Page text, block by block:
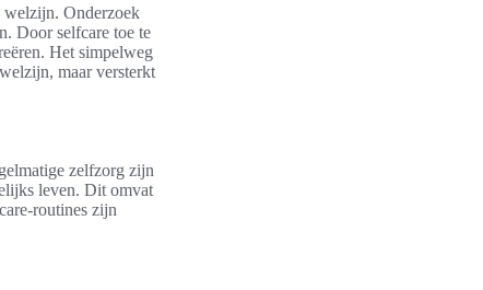
welzijn. Onderzoek
Door selfcare toe te
Het simpelweg
maar versterkt
zelfzorg zijn
leven. Dit omvat
routines zijn